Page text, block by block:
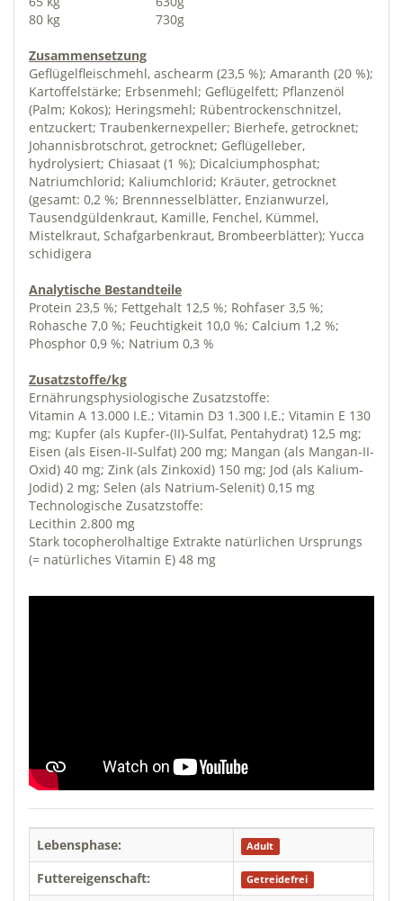
80 kg
730g
Zusammensetzung
Geflügelfleischmehl, aschearm (23,5 %); Amaranth (20 %);
Kartoffelstärke; Erbsenmehl; Geflügelfett; Pflanzenöl
(Palm; Kokos); Heringsmehl; Rübentrockenschnitzel,
entzuckert; Traubenkernexpeller; Bierhefe, getrocknet;
Johannisbrotschrot, getrocknet; Geflügelleber,
hydrolysiert; Chiasaat (1 %); Dicalciumphosphat;
Natriumchlorid; Kaliumchlorid; Kräuter, getrocknet
(gesamt: 0,2 %; Brennnesselblätter, Enzianwurzel,
Tausendgüldenkraut, Kamille, Fenchel, Kümmel,
Mistelkraut, Schafgarbenkraut, Brombeerblätter); Yucca
schidigera
Analytische Bestandteile
Protein 23,5 %; Fettgehalt 12,5 %; Rohfaser 3,5 %;
Rohasche 7,0 %; Feuchtigkeit 10,0 %; Calcium 1,2 %;
Phosphor 0,9 %; Natrium 0,3 %
Zusatzstoffe/kg
Ernährungsphysiologische Zusatzstoffe:
Vitamin A 13.000 I.E.; Vitamin D3 1.300 I.E.; Vitamin E 130
mg; Kupfer (als Kupfer-(II)-Sulfat, Pentahydrat) 12,5 mg;
Eisen (als Eisen-II-Sulfat) 200 mg; Mangan (als Mangan-II-
Oxid) 40 mg; Zink (als Zinkoxid) 150 mg; Jod (als Kalium-
Jodid) 2 mg; Selen (als Natrium-Selenit) 0,15 mg
Technologische Zusatzstoffe:
Lecithin 2.800 mg
Stark tocopherolhaltige Extrakte natürlichen Ursprungs
(= natürliches Vitamin E) 48 mg
Lebensphase: Adult
Futtereigenschaft: Getreidefrei